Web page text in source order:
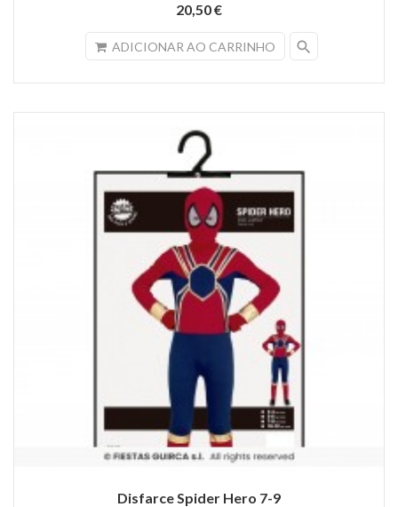
20,50 €
ADICIONAR AO CARRINHO search
Disfarce Spider Hero 7-9